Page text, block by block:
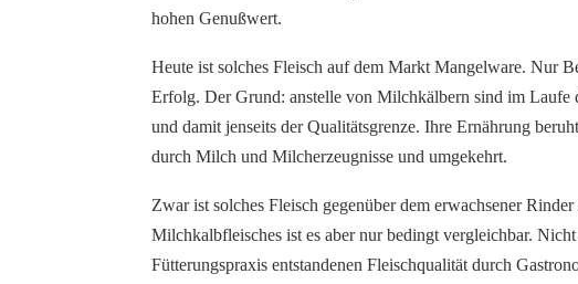
hohen Genußwert.
Heute ist solches Fleisch auf dem Markt Mangelware. Nur
Erfolg. Der Grund: anstelle von Milchkälbern sind im Laufe
und damit jenseits der Qualitätsgrenze. Ihre Ernährung
durch Milch und Milcherzeugnisse und umgekehrt.
Zwar ist solches Fleisch gegenüber dem erwachsener
Milchkalbfleisches ist es aber nur bedingt vergleichbar.
Fütterungspraxis entstandenen Fleischqualität durch